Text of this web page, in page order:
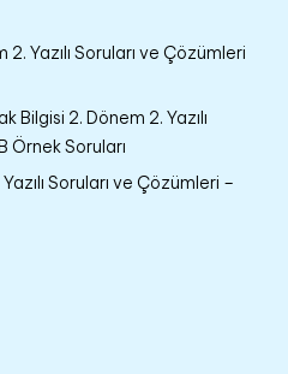
2. Yazılı Soruları ve Çözümleri
Bilgisi 2. Dönem 2. Yazılı
Örnek Soruları
Soruları ve Çözümleri –